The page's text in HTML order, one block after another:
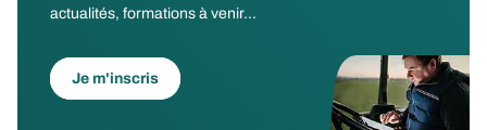
actualités, formations à venir...
Je m'inscris